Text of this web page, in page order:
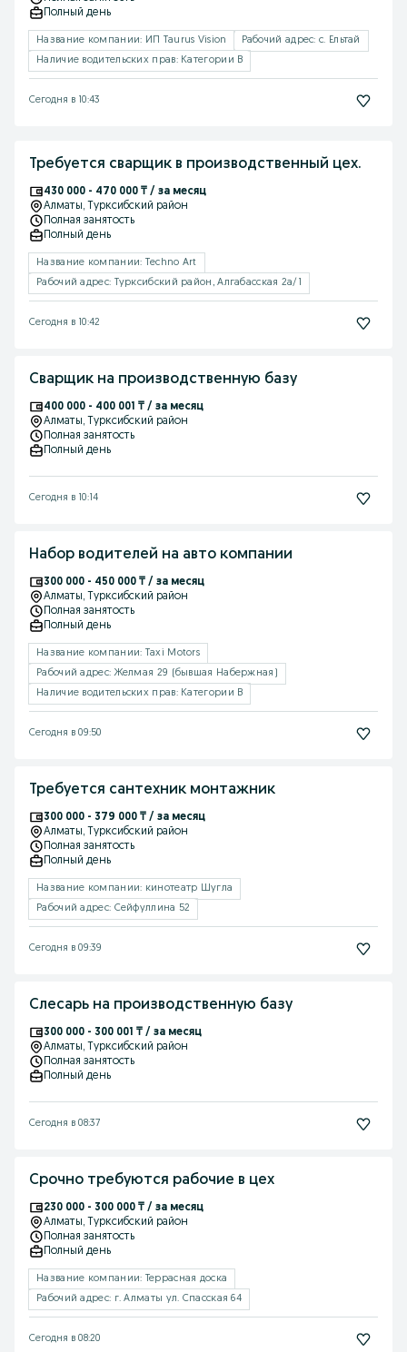
Полный день
Название компании: ИП Taurus Vision
Рабочий адрес: с. Ельтай
Наличие водительских прав: Категории B
Сегодня в 10:43
Требуется сварщик в производственный цех.
430 000 - 470 000 ₸ / за месяц
Алматы, Турксибский район
Полная занятость
Полный день
Название компании: Techno Art
Рабочий адрес: Турксибский район, Алгабасская 2а/1
Сегодня в 10:42
Сварщик на производственную базу
400 000 - 400 001 ₸ / за месяц
Алматы, Турксибский район
Полная занятость
Полный день
Сегодня в 10:14
Набор водителей на авто компании
300 000 - 450 000 ₸ / за месяц
Алматы, Турксибский район
Полная занятость
Полный день
Название компании: Taxi Motors
Рабочий адрес: Желмая 29 (бывшая Набержная)
Наличие водительских прав: Категории B
Сегодня в 09:50
Требуется сантехник монтажник
300 000 - 379 000 ₸ / за месяц
Алматы, Турксибский район
Полная занятость
Полный день
Название компании: кинотеатр Шугла
Рабочий адрес: Сейфуллина 52
Сегодня в 09:39
Слесарь на производственную базу
300 000 - 300 001 ₸ / за месяц
Алматы, Турксибский район
Полная занятость
Полный день
Сегодня в 08:37
Срочно требуются рабочие в цех
230 000 - 300 000 ₸ / за месяц
Алматы, Турксибский район
Полная занятость
Полный день
Название компании: Террасная доска
Рабочий адрес: г. Алматы ул. Спасская 64
Сегодня в 08:20